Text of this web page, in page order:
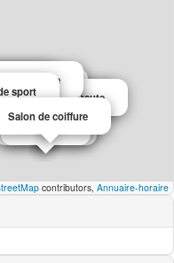
Chauffage
Ostéopathe
service
de coiffure
kinésithérapeute
Chauffage
Chauffage
de nettoyage
sport
Salon de coiffure
contributors, Annuaire-horaire